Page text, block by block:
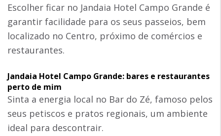
Escolher ficar no Jandaia Hotel Campo Grande é
garantir facilidade para os seus passeios, bem
localizado no Centro, próximo de comércios e
restaurantes.
Jandaia Hotel Campo Grande: bares e restaurantes
perto de mim
Sinta a energia local no Bar do Zé, famoso pelos
seus petiscos e pratos regionais, um ambiente
ideal para descontrair.